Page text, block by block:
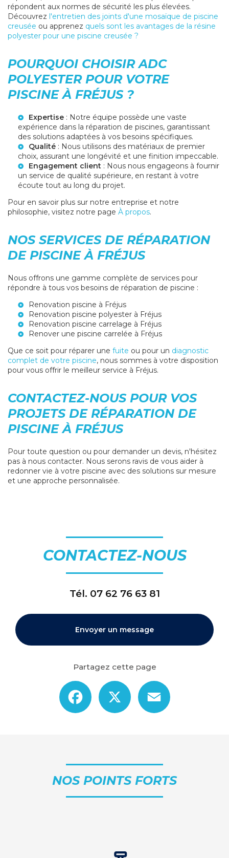
répondent aux normes de sécurité les plus élevées.
Découvrez l'entretien des joints d'une mosaïque de piscine
creusée ou apprenez quels sont les avantages de la résine
polyester pour une piscine creusée ?
POURQUOI CHOISIR ADC
POLYESTER POUR VOTRE
PISCINE À FRÉJUS ?
Expertise : Notre équipe possède une vaste
expérience dans la réparation de piscines, garantissant
des solutions adaptées à vos besoins spécifiques.
Qualité : Nous utilisons des matériaux de premier
choix, assurant une longévité et une finition impeccable.
Engagement client : Nous nous engageons à fournir
un service de qualité supérieure, en restant à votre
écoute tout au long du projet.
Pour en savoir plus sur notre entreprise et notre
philosophie, visitez notre page À propos.
NOS SERVICES DE RÉPARATION
DE PISCINE À FRÉJUS
Nous offrons une gamme complète de services pour
répondre à tous vos besoins de réparation de piscine :
Renovation piscine à Fréjus
Renovation piscine polyester à Fréjus
Renovation piscine carrelage à Fréjus
Renover une piscine carrelée à Fréjus
Que ce soit pour réparer une fuite ou pour un diagnostic
complet de votre piscine, nous sommes à votre disposition
pour vous offrir le meilleur service à Fréjus.
CONTACTEZ-NOUS POUR VOS
PROJETS DE RÉPARATION DE
PISCINE À FRÉJUS
Pour toute question ou pour demander un devis, n'hésitez
pas à nous contacter. Nous serons ravis de vous aider à
redonner vie à votre piscine avec des solutions sur mesure
et une approche personnalisée.
CONTACTEZ-NOUS
Tél. 07 62 76 63 81
Envoyer un message
Partagez cette page
Facebook
NOS POINTS FORTS